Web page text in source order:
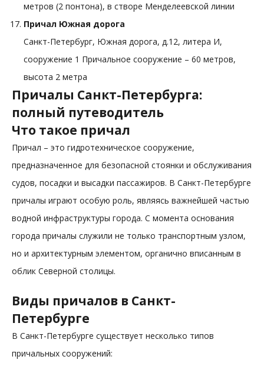
метров (2 понтона), в створе Менделеевской линии
Причал Южная дорога
Санкт-Петербург, Южная дорога, д.12, литера И,
сооружение 1 Причальное сооружение – 60 метров,
высота 2 метра
Причалы Санкт-Петербурга:
полный путеводитель
Что такое причал
Причал – это гидротехническое сооружение,
предназначенное для безопасной стоянки и обслуживания
судов, посадки и высадки пассажиров. В Санкт-Петербурге
причалы играют особую роль, являясь важнейшей частью
водной инфраструктуры города. С момента основания
города причалы служили не только транспортным узлом,
но и архитектурным элементом, органично вписанным в
облик Северной столицы.
Виды причалов в Санкт-
Петербурге
В Санкт-Петербурге существует несколько типов
причальных сооружений: